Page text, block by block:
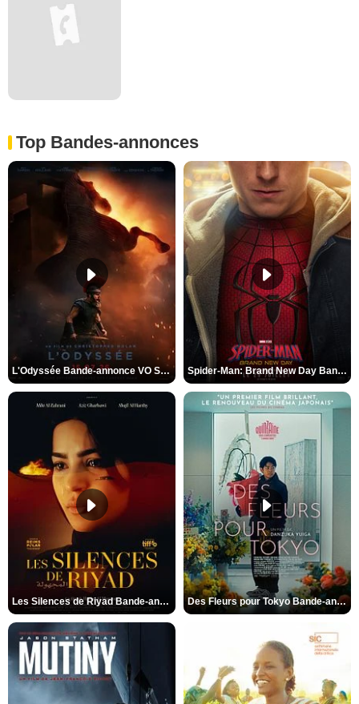
Top Bandes-annonces
L'Odyssée Bande-annonce VO STFR Spider-Man: Brand New Day Bande-annonce VO STFR
Les Silences de Riyad Bande-annonce VO STFR Des Fleurs pour Tokyo Bande-annonce VO STFR